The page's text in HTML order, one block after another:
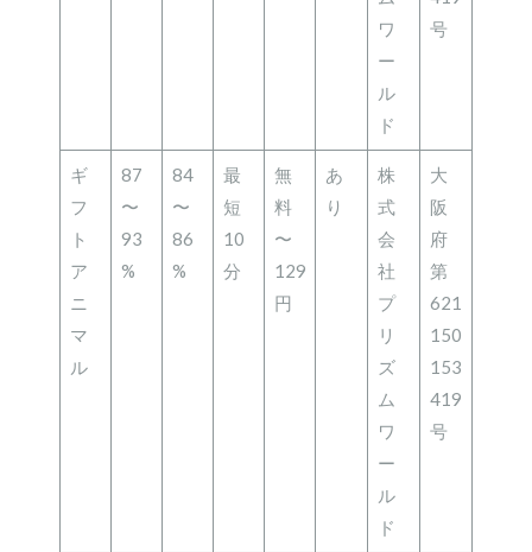
ワ
ー
ル
ド
号
ギ
フ
ト
ア
ニ
マ
ル
87
〜
93
%
84
〜
86
%
最
短
10
分
無
料
〜
129
円
あ
り
株
式
会
社
プ
リ
ズ
ム
ワ
ー
ル
ド
大
阪
府
第
621
150
153
419
号